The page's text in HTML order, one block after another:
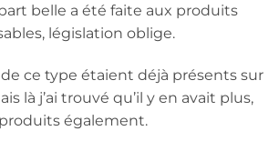
belle a été faite aux produits
législation oblige.
ce type étaient déjà présents sur
là j’ai trouvé qu’il y en avait plus,
également.